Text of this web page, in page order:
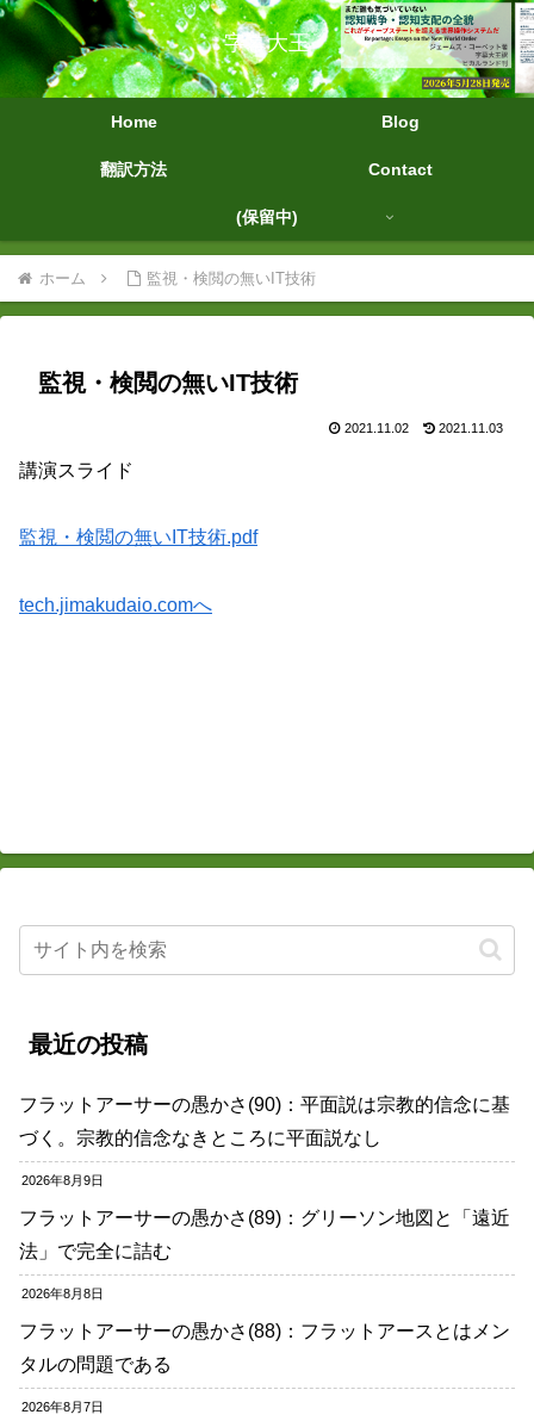
字幕大王
Home Blog
翻訳方法 Contact
(保留中)
ホーム 監視・検閲の無いIT技術
監視・検閲の無いIT技術
2021.11.02 2021.11.03
講演スライド
監視・検閲の無いIT技術.pdf
tech.jimakudaio.comへ
最近の投稿
フラットアーサーの愚かさ(90)：平面説は宗教的信念に基
づく。宗教的信念なきところに平面説なし
2026年8月9日
フラットアーサーの愚かさ(89)：グリーソン地図と「遠近
法」で完全に詰む
2026年8月8日
フラットアーサーの愚かさ(88)：フラットアースとはメン
タルの問題である
2026年8月7日